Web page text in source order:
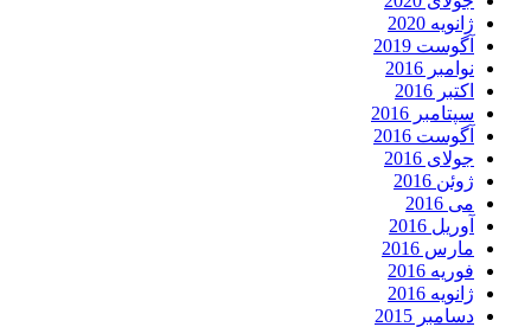
ژانویه 2020
آگوست 2019
نوامبر 2016
اکتبر 2016
سپتامبر 2016
آگوست 2016
جولای 2016
ژوئن 2016
می 2016
آوریل 2016
مارس 2016
فوریه 2016
ژانویه 2016
دسامبر 2015